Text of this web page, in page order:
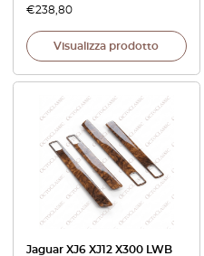
€238,80
Visualizza prodotto
Jaguar XJ6 XJ12 X300 LWB